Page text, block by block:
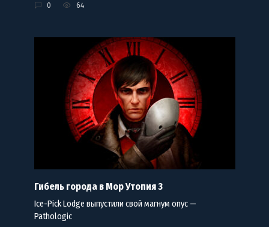
0 64
Гибель города в Мор Утопия 3
Ice-Pick Lodge выпустили свой магнум опус —
Pathologic